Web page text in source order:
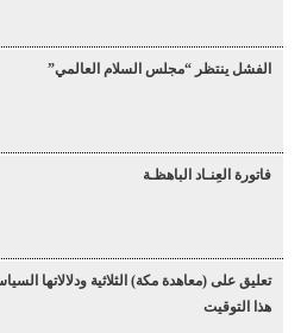
الفشل ينتظر “مجلس السلام العالمي”
فاتورة العِنـاد الباهظـة
تعليق على (معاهدة مكة) الثلاثية ودلالاتها
هذا التوقيت